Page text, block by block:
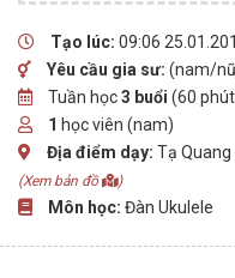
Tạo lúc: 09:06
Yêu cầu gia sư: (nam/
Tuần học3 buổi (60
1 học viên (nam)
Địa điểm dạy: Tạ Quang
(Xem bản đồ )
Môn học: Đàn Ukulele